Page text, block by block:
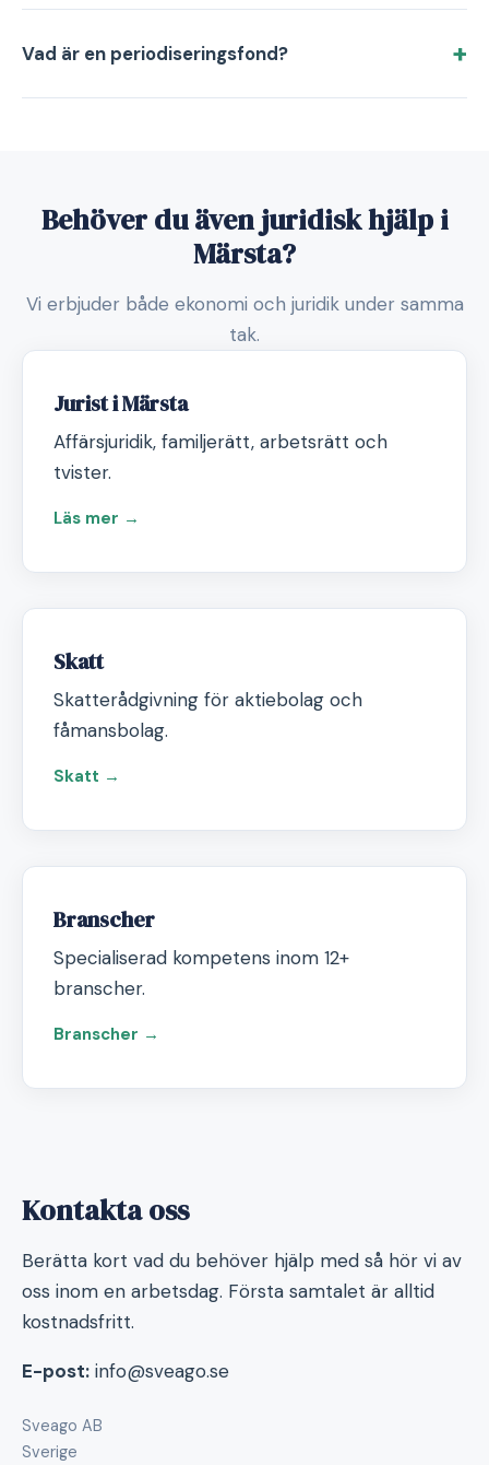
Vad är en periodiseringsfond?
Behöver du även juridisk hjälp i
Märsta?
Vi erbjuder både ekonomi och juridik under samma
tak.
Jurist i Märsta
Affärsjuridik, familjerätt, arbetsrätt och
tvister.
Läs mer →
Skatt
Skatterådgivning för aktiebolag och
fåmansbolag.
Skatt →
Branscher
Specialiserad kompetens inom 12+
branscher.
Branscher →
Kontakta oss
Berätta kort vad du behöver hjälp med så hör vi av
oss inom en arbetsdag. Första samtalet är alltid
kostnadsfritt.
E-post: info@sveago.se
Sveago AB
Sverige